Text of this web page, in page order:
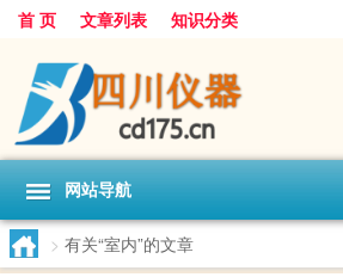
首 页 文章列表 知识分类
网站导航
> 有关“室内”的文章